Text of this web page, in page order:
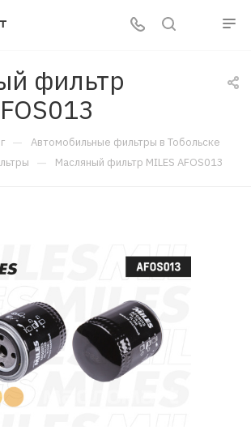
фильтр
— Автомобильные фильтры в Тобольске
— Масляный фильтр MILES AFOS013